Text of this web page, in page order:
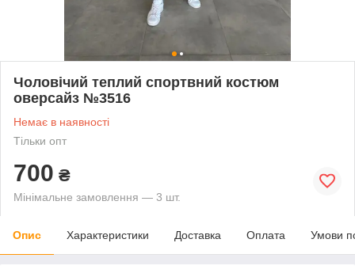
Чоловічий теплий спортвний костюм
оверсайз №3516
Немає в наявності
Тільки опт
700 ₴
Мінімальне замовлення — 3 шт.
Опис Характеристики Доставка Оплата Умови